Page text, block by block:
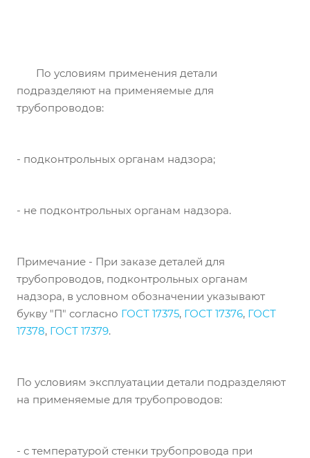
По условиям применения детали
подразделяют на применяемые для
трубопроводов:
- подконтрольных органам надзора;
- не подконтрольных органам надзора.
Примечание - При заказе деталей для
трубопроводов, подконтрольных органам
надзора, в условном обозначении указывают
букву "П" согласно ГОСТ 17375, ГОСТ 17376, ГОСТ
17378, ГОСТ 17379.
По условиям эксплуатации детали подразделяют
на применяемые для трубопроводов:
- с температурой стенки трубопровода при